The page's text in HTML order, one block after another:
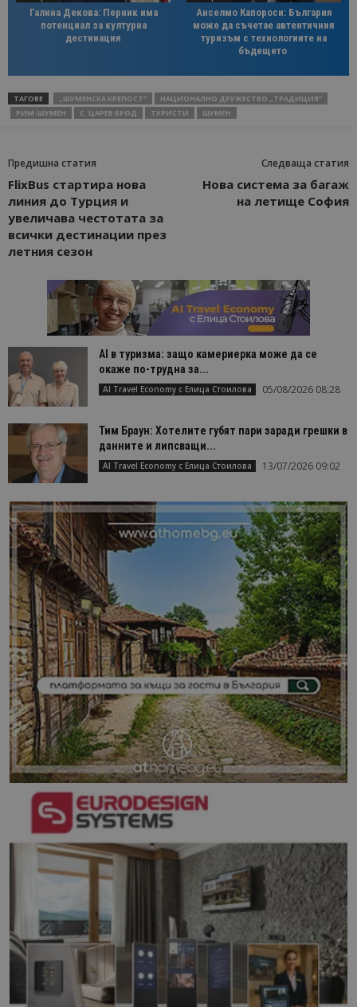
Галина Декова: Перник има
потенциал за културна
дестинация
Анселмо Капороси: България
може да съчетае автентичния
туризъм с технологиите на
бъдещето
ТАГОВЕ „ШУМЕНСКА КРЕПОСТ“
НАЦИОНАЛНО ДРУЖЕСТВО „ТРАДИЦИЯ“
РИМ-ШУМЕН
С. ЦАРЕВ БРОД ТУРИСТИ ШУМЕН
Предишна статия
FlixBus стартира нова
линия до Турция и
увеличава честотата за
всички дестинации през
летния сезон
Следваща статия
Нова система за багаж
на летище София
AI в туризма: защо камериерка може да се
окаже по-трудна за...
AI Travel Economy с Елица Стоилова 05/08/2026 08:28
Тим Браун: Хотелите губят пари заради грешки в
данните и липсващи...
AI Travel Economy с Елица Стоилова 13/07/2026 09:02